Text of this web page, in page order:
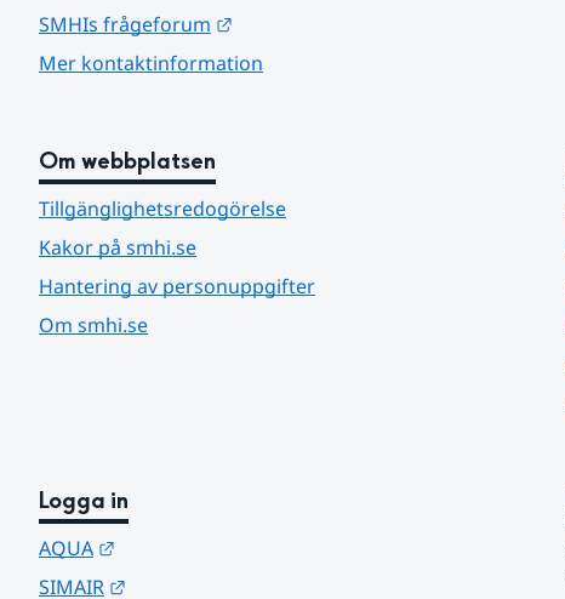
SMHIs frågeforum
Mer kontaktinformation
Om webbplatsen
Tillgänglighetsredogörelse
Kakor på smhi.se
Hantering av personuppgifter
Om smhi.se
Logga in
AQUA
SIMAIR